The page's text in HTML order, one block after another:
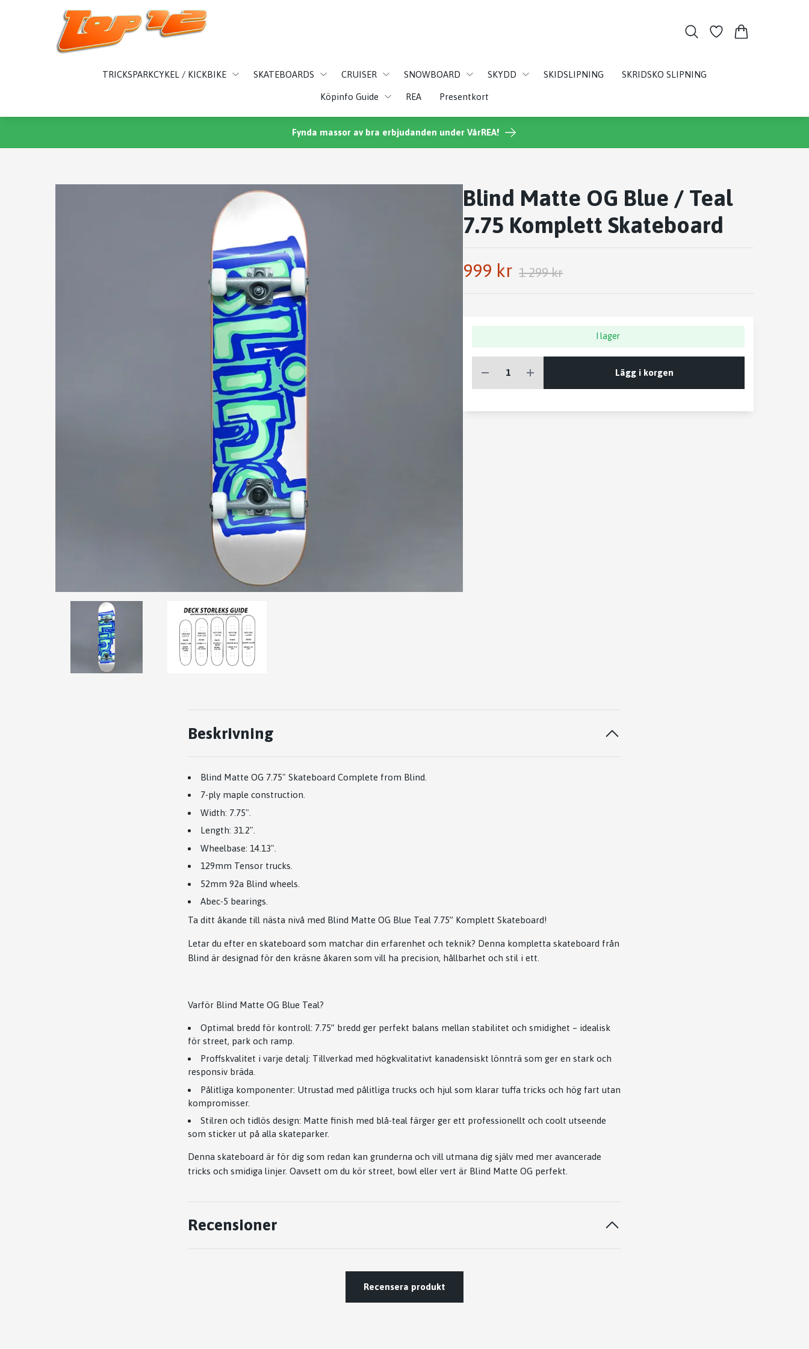
TRICKSPARKCYKEL / KICKBIKE SKATEBOARDS CRUISER SNOWBOARD SKYDD SKIDSLIPNING SKRIDSKO SLIPNING
Köpinfo Guide REA Presentkort
Fynda massor av bra erbjudanden under VårREA!
Blind Matte OG Blue / Teal
7.75 Komplett Skateboard
999 kr 1 299 kr
I lager
Lägg i korgen
Beskrivning
Blind Matte OG 7.75" Skateboard Complete from Blind.
7-ply maple construction.
Width: 7.75".
Length: 31.2".
Wheelbase: 14.13".
129mm Tensor trucks.
52mm 92a Blind wheels.
Abec-5 bearings.
Ta ditt åkande till nästa nivå med Blind Matte OG Blue Teal 7.75” Komplett Skateboard!
Letar du efter en skateboard som matchar din erfarenhet och teknik? Denna kompletta skateboard från
Blind är designad för den kräsne åkaren som vill ha precision, hållbarhet och stil i ett.
Varför Blind Matte OG Blue Teal?
Optimal bredd för kontroll: 7.75” bredd ger perfekt balans mellan stabilitet och smidighet – idealisk
för street, park och ramp.
Proffskvalitet i varje detalj: Tillverkad med högkvalitativt kanadensiskt lönnträ som ger en stark och
responsiv bräda.
Pålitliga komponenter: Utrustad med pålitliga trucks och hjul som klarar tuffa tricks och hög fart utan
kompromisser.
Stilren och tidlös design: Matte finish med blå-teal färger ger ett professionellt och coolt utseende
som sticker ut på alla skateparker.
Denna skateboard är för dig som redan kan grunderna och vill utmana dig själv med mer avancerade
tricks och smidiga linjer. Oavsett om du kör street, bowl eller vert är Blind Matte OG perfekt.
Recensioner
Recensera produkt